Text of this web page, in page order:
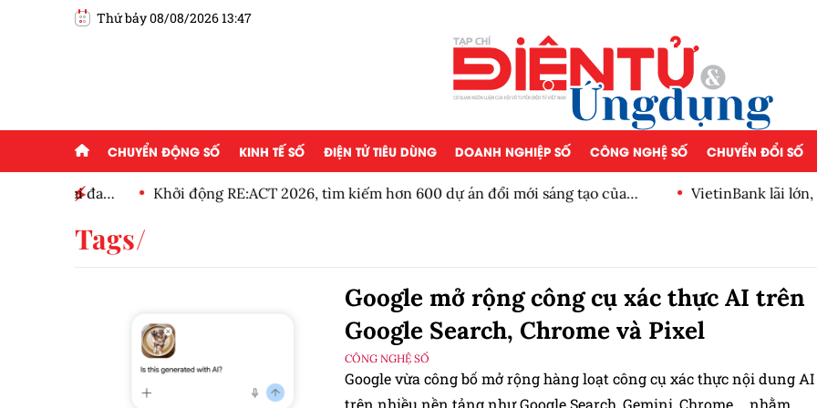
Thứ bảy 08/08/2026 13:47
CHUYỂN ĐỘNG SỐ KINH TẾ SỐ ĐIỆN TỬ TIÊU DÙNG DOANH NGHIỆP SỐ CÔNG NGHỆ SỐ CHUYỂN ĐỔI SỐ
Khởi động RE:ACT 2026, tìm kiếm hơn 600 dự án đổi mới sáng tạo của
VietinBank lãi lớn, dòng
Tags
Google mở rộng công cụ xác thực AI trên
Google Search, Chrome và Pixel
CÔNG NGHỆ SỐ
Google vừa công bố mở rộng hàng loạt công cụ xác thực nội dung AI
trên nhiều nền tảng như Google Search, Gemini, Chrome,… nhằm